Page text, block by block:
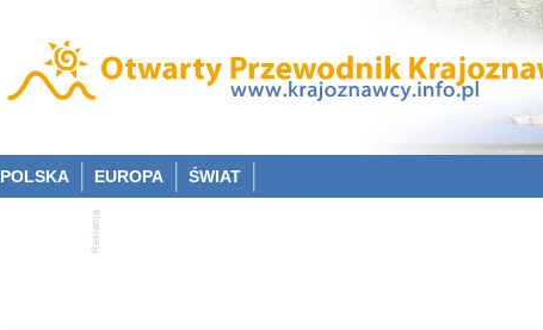
POLSKA EUROPA ŚWIAT